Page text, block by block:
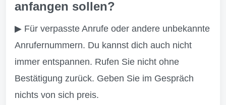
anfangen sollen?
▶ Für verpasste Anrufe oder andere unbekannte
Anrufernummern. Du kannst dich auch nicht
immer entspannen. Rufen Sie nicht ohne
Bestätigung zurück. Geben Sie im Gespräch
nichts von sich preis.